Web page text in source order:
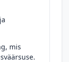
mis